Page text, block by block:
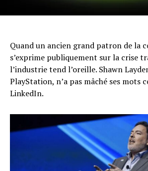
Quand un ancien grand patron de la
s’exprime publiquement sur la crise
l’industrie tend l’oreille. Shawn
PlayStation, n’a pas mâché ses mots
LinkedIn.